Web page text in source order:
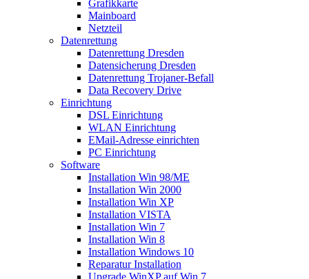
Grafikkarte
Mainboard
Netzteil
Datenrettung
Datenrettung Dresden
Datensicherung Dresden
Datenrettung Trojaner-Befall
Data Recovery Drive
Einrichtung
DSL Einrichtung
WLAN Einrichtung
EMail-Adresse einrichten
PC Einrichtung
Software
Installation Win 98/ME
Installation Win 2000
Installation Win XP
Installation VISTA
Installation Win 7
Installation Win 8
Installation Windows 10
Reparatur Installation
Upgrade WinXP auf Win 7